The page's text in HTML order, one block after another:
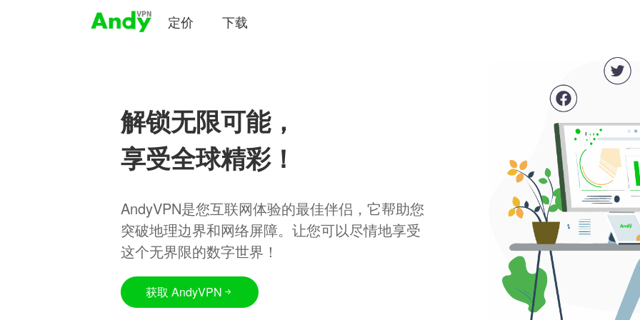
定价 下载
解锁无限可能，
享受全球精彩！
AndyVPN是您互联网体验的最佳伴侣，它帮助您
突破地理边界和网络屏障。让您可以尽情地享受
这个无界限的数字世界！
获取 AndyVPN